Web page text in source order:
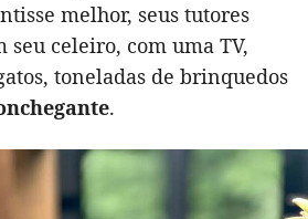
melhor, seus tutores
celeiro, com uma TV,
toneladas de brinquedos
.